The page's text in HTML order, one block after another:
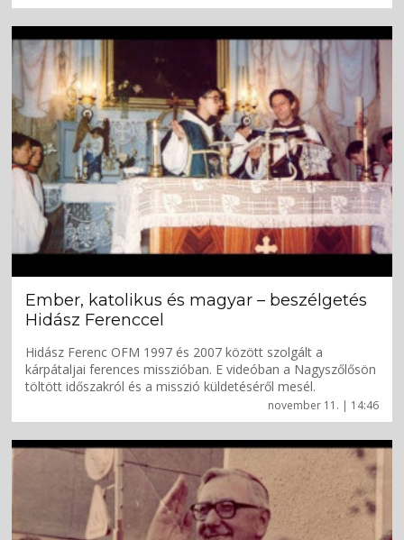
november 11. | 14:46
Ember, katolikus és magyar – beszélgetés
Hidász Ferenccel
Hidász Ferenc OFM 1997 és 2007 között szolgált a
kárpátaljai ferences misszióban. E videóban a Nagyszőlősön
töltött időszakról és a misszió küldetéséről mesél.